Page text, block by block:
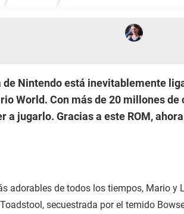
Nintendo está inevitablemente
World. Con más de 20 millones de
a jugarlo. Gracias a este ROM,
adorables de todos los tiempos, Mario y
secuestrada por el temido